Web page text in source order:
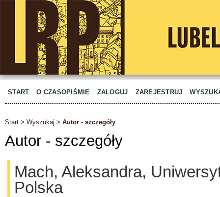
START O CZASOPIŚMIE ZALOGUJ ZAREJESTRUJ
Start > Wyszukaj > Autor - szczegóły
Autor - szczegóły
Mach, Aleksandra,
Polska